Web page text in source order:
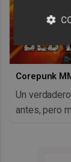
Corepunk
Un
antes, pero